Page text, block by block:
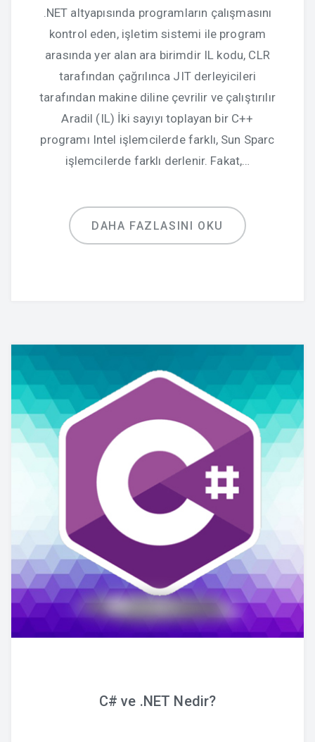
.NET altyapısında programların çalışmasını
kontrol eden, işletim sistemi ile program
arasında yer alan ara birimdir IL kodu, CLR
tarafından çağrılınca JIT derleyicileri
tarafından makine diline çevrilir ve çalıştırılır
Aradil (IL) İki sayıyı toplayan bir C++
programı Intel işlemcilerde farklı, Sun Sparc
işlemcilerde farklı derlenir. Fakat,…
DAHA FAZLASINI OKU
C# ve .NET Nedir?